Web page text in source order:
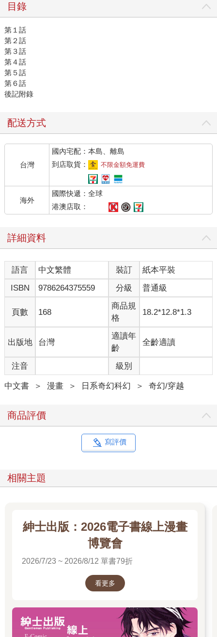
目錄
第１話
第２話
第３話
第４話
第５話
第６話
後記附錄
配送方式
台灣
國內宅配：本島、離島
到店取貨：
不限金額免運費
海外
國際快遞：全球
港澳店取：
詳細資料
語言 中文繁體 裝訂
紙本平裝
ISBN
9786264375559 分級 普通級
頁數 168
商品規
格
18.2*12.8*1.3
出版地 台灣
適讀年
齡
全齡適讀
注音 級別
中文書 ＞ 漫畫 ＞ 日系奇幻科幻 ＞ 奇幻/穿越
商品評價
寫評價
相關主題
紳士出版：2026電子書線上漫畫
博覽會
2026/7/23 ~ 2026/8/12 單書79折
看更多